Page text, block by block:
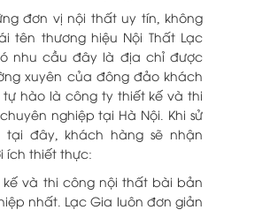
đơn vị nội thất uy tín, không
tên thương hiệu Nội Thất Lạc
nhu cầu đây là địa chỉ được
xuyên của đông đảo khách
tự hào là công ty thiết kế và thi
nghiệp tại Hà Nội. Khi sử
đây, khách hàng sẽ nhận
ích thiết thực:
kế và thi công nội thất bài bản
nhất. Lạc Gia luôn đơn giản